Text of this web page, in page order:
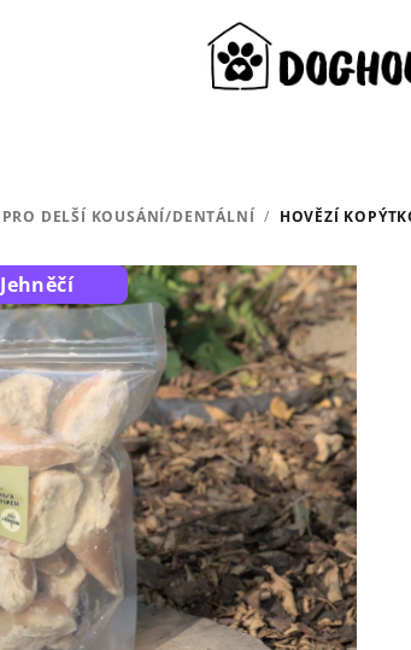
PRO DELŠÍ KOUSÁNÍ/DENTÁLNÍ / HOVĚZÍ
Jehněčí